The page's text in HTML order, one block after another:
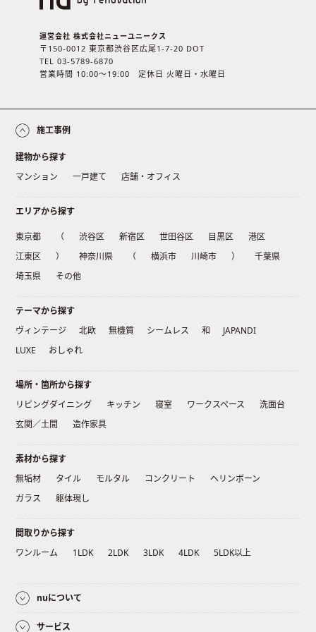
運営会社 株式会社ニューユニークス
〒150-0012 東京都渋谷区広尾1-7-20 DOT
TEL 03-5789-6870
営業時間 10:00〜19:00 定休日 火曜日・水曜日
施工事例
建物から探す
マンション
一戸建て 店舗・オフィス
エリアから探す
東京都 （ 渋谷区 新宿区 世田谷区 目黒区
港区
江東区
） 神奈川県 （ 横浜市 川崎市 ）
千葉県
埼玉県
その他
テーマから探す
ヴィンテージ
北欧 無機質 シームレス 和
JAPANDI
LUXE
おしゃれ
場所・箇所から探す
リビングダイニング
キッチン 寝室 ワークスペース
洗面台
玄関／土間
造作家具
素材から探す
無垢材
タイル モルタル コンクリート
ヘリンボーン
ガラス
躯体現し
間取りから探す
ワンルーム
1LDK 2LDK 3LDK 4LDK 5LDK以上
nuについて
サービス